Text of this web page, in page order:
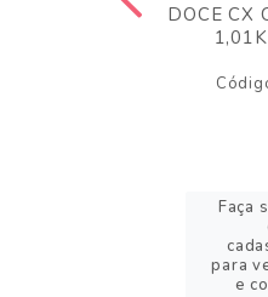
DOCE CX
Faça
para
e